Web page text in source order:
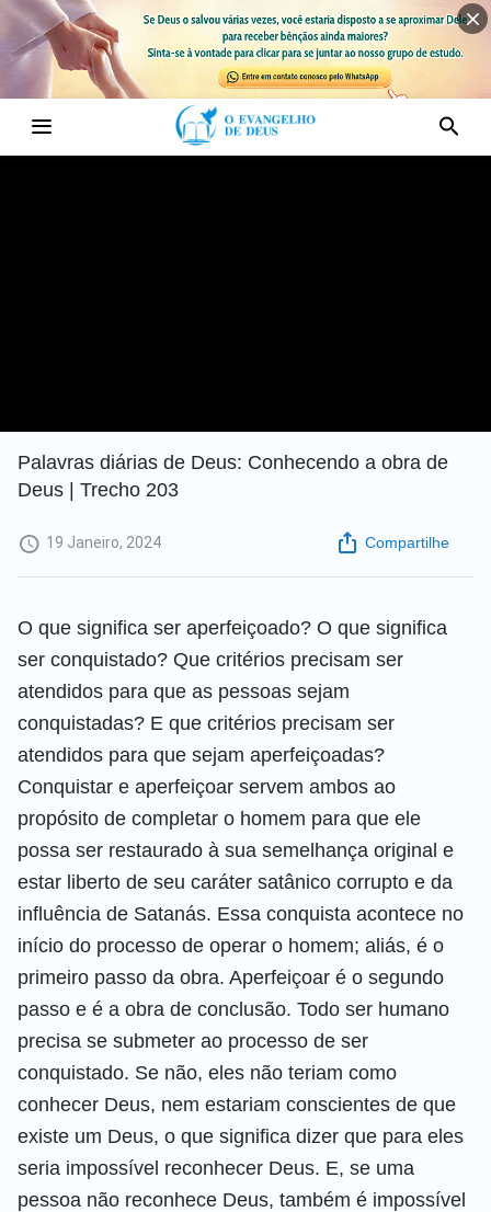
Palavras diárias de Deus: Conhecendo a obra de
Deus | Trecho 203
19 Janeiro, 2024 Compartilhe
O que significa ser aperfeiçoado? O que significa
ser conquistado? Que critérios precisam ser
atendidos para que as pessoas sejam
conquistadas? E que critérios precisam ser
atendidos para que sejam aperfeiçoadas?
Conquistar e aperfeiçoar servem ambos ao
propósito de completar o homem para que ele
possa ser restaurado à sua semelhança original e
estar liberto de seu caráter satânico corrupto e da
influência de Satanás. Essa conquista acontece no
início do processo de operar o homem; aliás, é o
primeiro passo da obra. Aperfeiçoar é o segundo
passo e é a obra de conclusão. Todo ser humano
precisa se submeter ao processo de ser
conquistado. Se não, eles não teriam como
conhecer Deus, nem estariam conscientes de que
existe um Deus, o que significa dizer que para eles
seria impossível reconhecer Deus. E, se uma
pessoa não reconhece Deus, também é impossível